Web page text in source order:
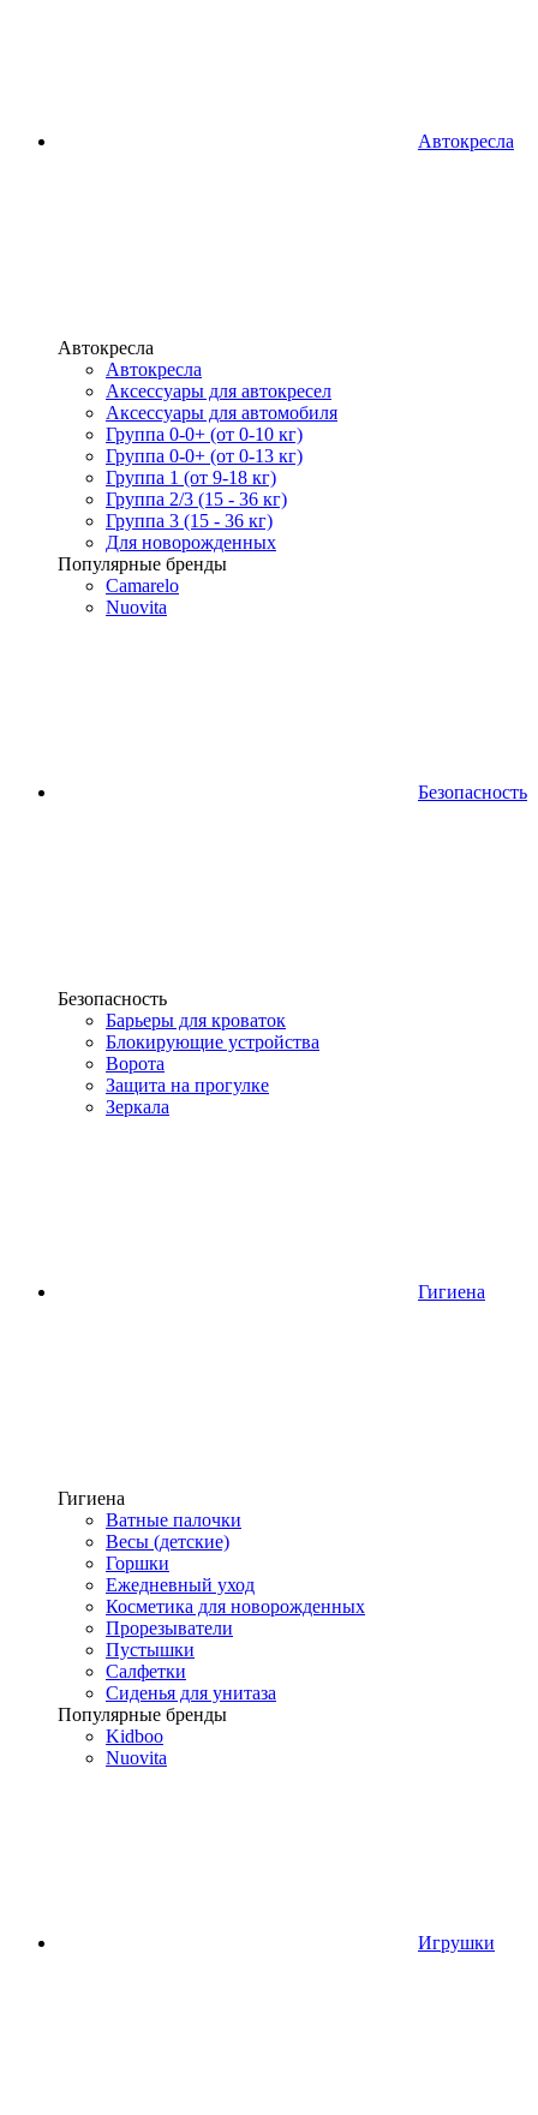
Автокресла
Автокресла
Автокресла
Аксессуары для автокресел
Аксессуары для автомобиля
Группа 0-0+ (от 0-10 кг)
Группа 0-0+ (от 0-13 кг)
Группа 1 (от 9-18 кг)
Группа 2/3 (15 - 36 кг)
Группа 3 (15 - 36 кг)
Для новорожденных
Популярные бренды
Camarelo
Nuovita
Безопасность
Безопасность
Барьеры для кроваток
Блокирующие устройства
Ворота
Защита на прогулке
Зеркала
Гигиена
Гигиена
Ватные палочки
Весы (детские)
Горшки
Ежедневный уход
Косметика для новорожденных
Прорезыватели
Пустышки
Салфетки
Сиденья для унитаза
Популярные бренды
Kidboo
Nuovita
Игрушки